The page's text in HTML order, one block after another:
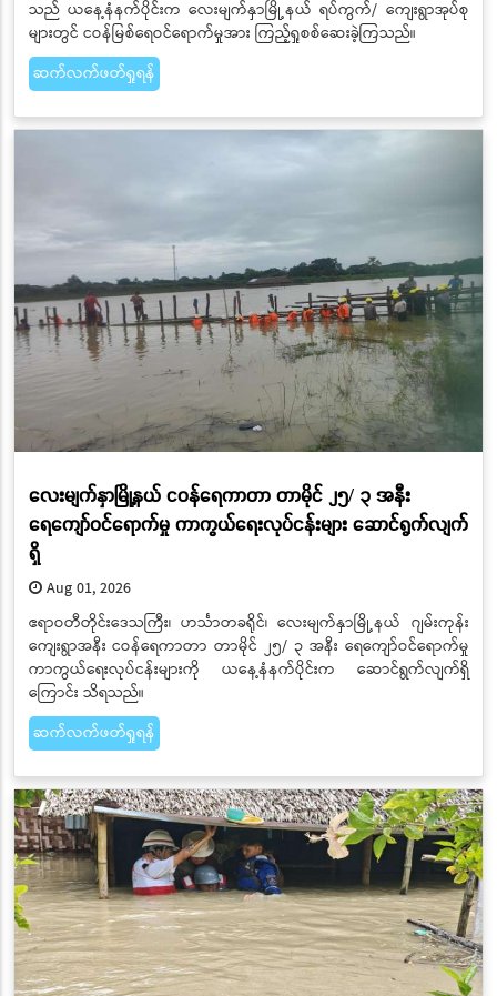
သည် ယနေ့နံနက်ပိုင်းက လေးမျက်နှာမြို့နယ် ရပ်ကွက်/ ကျေးရွာအုပ်စု
များတွင် ငဝန်မြစ်ရေဝင်ရောက်မှုအား ကြည့်ရှုစစ်ဆေးခဲ့ကြသည်။
ဆက်လက်ဖတ်ရှုရန်
လေးမျက်နှာမြို့နယ် ငဝန်ရေကာတာ တာမိုင် ၂၅/ ၃ အနီး
ရေကျော်ဝင်ရောက်မှု ကာကွယ်ရေးလုပ်ငန်းများ ဆောင်ရွက်လျက်
ရှိ
Aug 01, 2026
ဧရာဝတီတိုင်းဒေသကြီး၊ ဟင်္သာတခရိုင်၊ လေးမျက်နှာမြို့နယ် ဂျမ်းကုန်း
ကျေးရွာအနီး ငဝန်ရေကာတာ တာမိုင် ၂၅/ ၃ အနီး ရေကျော်ဝင်ရောက်မှု
ကာကွယ်ရေးလုပ်ငန်းများကို ယနေ့နံနက်ပိုင်းက ဆောင်ရွက်လျက်ရှိ
ကြောင်း သိရသည်။
ဆက်လက်ဖတ်ရှုရန်